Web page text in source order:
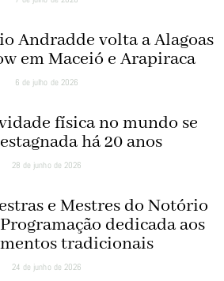
Andradde volta a Alagoas
em Maceió e Arapiraca
6 de julho de 2026
física no mundo se
há 20 anos
28 de junho de 2026
e Mestres do Notório
dedicada aos
tradicionais
24 de junho de 2026